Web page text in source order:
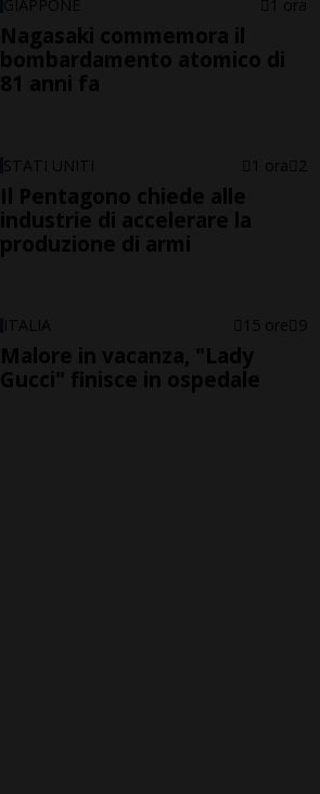
GIAPPONE 1 ora
Nagasaki commemora il
bombardamento atomico di
81 anni fa
STATI UNITI 1 ora 2
Il Pentagono chiede alle
industrie di accelerare la
produzione di armi
ITALIA 15 ore 9
Malore in vacanza, "Lady
Gucci" finisce in ospedale